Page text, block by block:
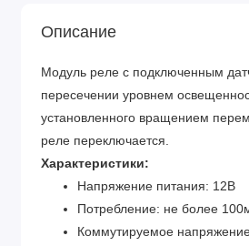
Описание
Модуль реле с подключенным
пересечении уровнем
установленного вращением
реле переключается.
Характеристики:
Напряжение питания: 12В
Потребление: не более
Коммутируемое